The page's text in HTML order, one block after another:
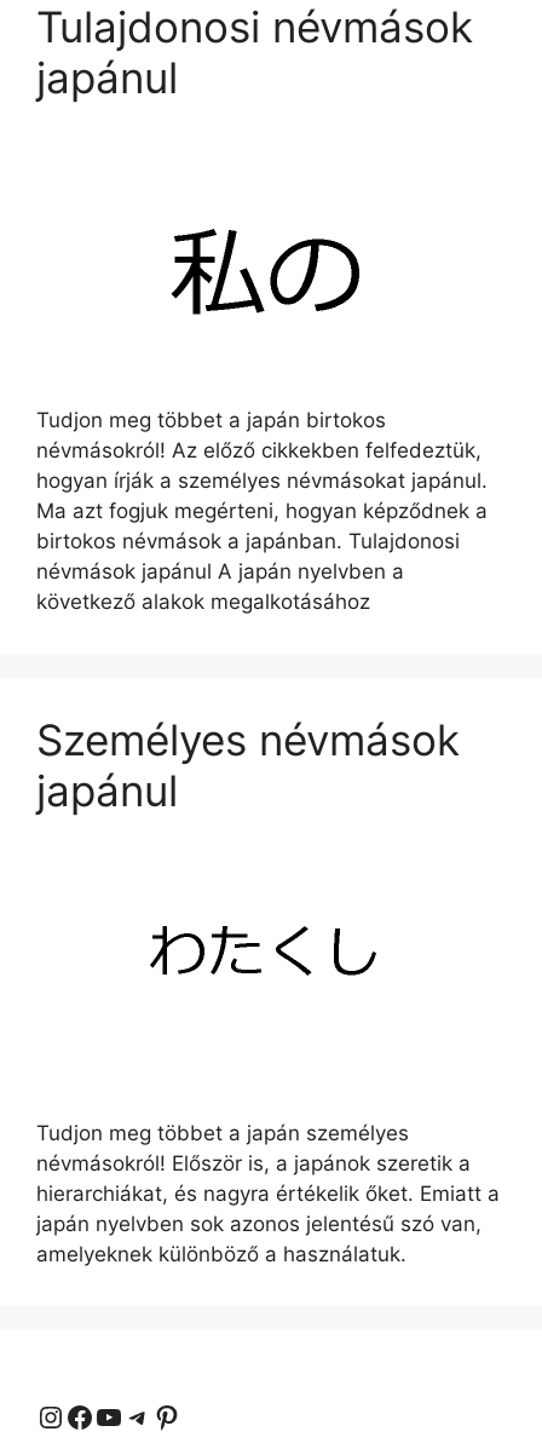
Tulajdonosi névmások
japánul
Tudjon meg többet a japán birtokos
névmásokról! Az előző cikkekben felfedeztük,
hogyan írják a személyes névmásokat japánul.
Ma azt fogjuk megérteni, hogyan képződnek a
birtokos névmások a japánban. Tulajdonosi
névmások japánul A japán nyelvben a
következő alakok megalkotásához
Személyes névmások
japánul
Tudjon meg többet a japán személyes
névmásokról! Először is, a japánok szeretik a
hierarchiákat, és nagyra értékelik őket. Emiatt a
japán nyelvben sok azonos jelentésű szó van,
amelyeknek különböző a használatuk.
Instagram Facebook YouTube Távirat Pinterest